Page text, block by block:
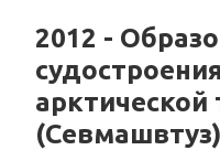
2012 -
арктической
(Севмашвтуз)